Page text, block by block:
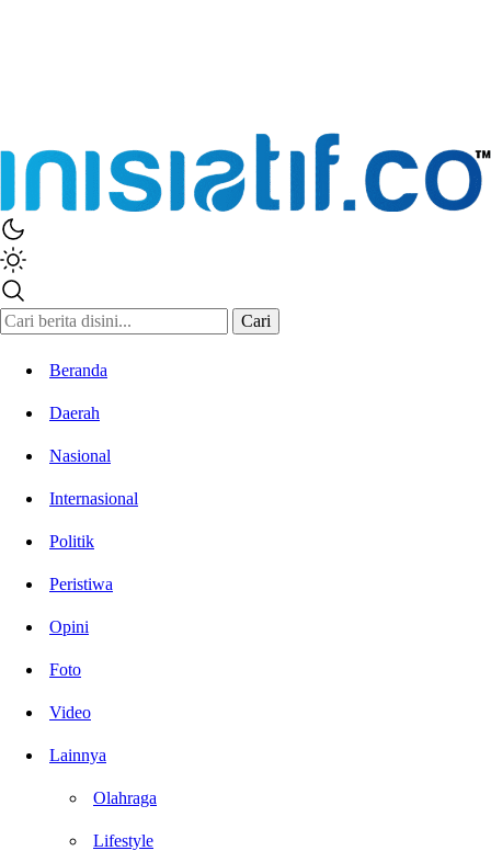
Cari
Beranda
Daerah
Nasional
Internasional
Politik
Peristiwa
Opini
Foto
Video
Lainnya
Olahraga
Lifestyle